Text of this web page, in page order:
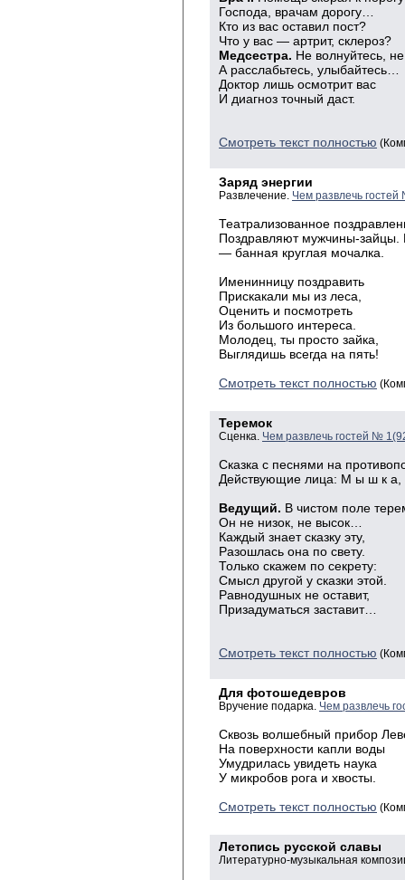
Господа, врачам дорогу…
Кто из вас оставил пост?
Что у вас — артрит, склероз?
Медсестра. Не волнуйтесь,
А расслабьтесь, улыбайтесь…
Доктор лишь осмотрит вас
И диагноз точный даст.
Смотреть текст полностью
Заряд энергии
Развлечение. Чем развлечь
Театрализованное
Поздравляют мужчины-
— банная круглая мочалка.
Именинницу поздравить
Прискакали мы из леса,
Оценить и посмотреть
Из большого интереса.
Молодец , ты просто зайка,
Выглядишь всегда на пять!
Смотреть текст полностью
Теремок
Сценка. Чем развлечь гостей №
Сказка с песнями на
Действующие лица: М ы ш к а,
Ведущий. В чистом поле
Он не низок, не высок…
Каждый знает сказку эту,
Разошлась она по свету.
Только скажем по секрету:
Смысл другой у сказки этой.
Равнодушных не оставит,
Призадуматься заставит…
Смотреть текст полностью
Для фотошедевров
Вручение подарка. Чем развлечь
Сквозь волшебный прибор
На поверхности капли воды
Умудрилась увидеть наука
У микробов рога и хвосты.
Смотреть текст полностью
Летопись русской славы
Литературно-музыкальная